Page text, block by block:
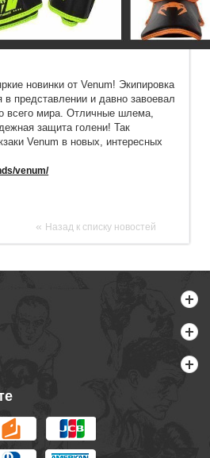
новинки от Venum! Экипировка
в представлении и давно завоевал
всего мира. Отличные шлема,
защита голени! Так
Venum в новых, интересных
venum/
« Назад к списку новостей